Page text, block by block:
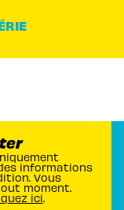
informations
Vous
moment.
ici.